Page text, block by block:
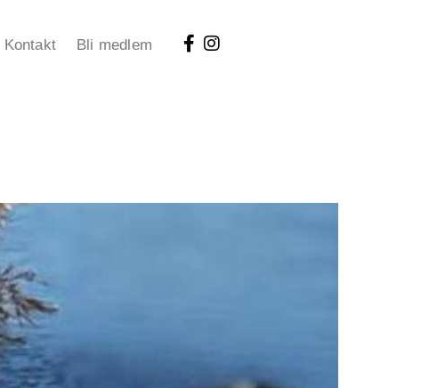
Kontakt Bli medlem